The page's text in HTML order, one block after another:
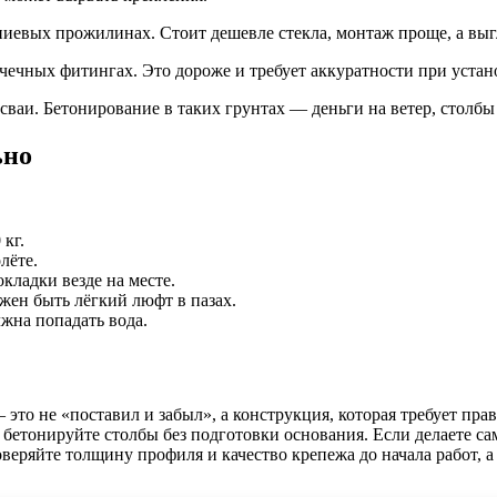
прожилинах. Стоит дешевле стекла, монтаж проще, а
фитингах. Это дороже и требует аккуратности при
Бетонирование в таких грунтах — деньги на ветер, столбы
везде на месте.
быть лёгкий люфт в пазах.
попадать вода.
не «поставил и забыл», а конструкция, которая требует
столбы без подготовки основания. Если делаете
толщину профиля и качество крепежа до начала работ,